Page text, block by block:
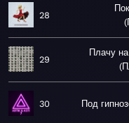
28
29
Плачу
30 Под